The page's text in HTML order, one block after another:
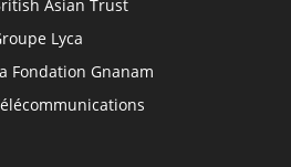
Asian Trust
Lyca
Fondation Gnanam